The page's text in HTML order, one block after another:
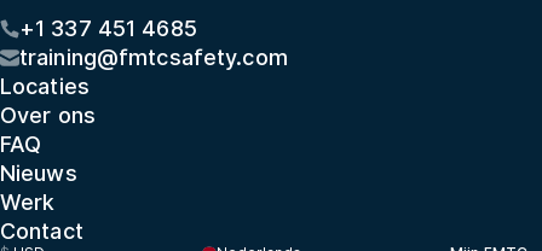
+1 337 451 4685
training@fmtcsafety.com
Locaties
Over ons
FAQ
Nieuws
Werk
Contact